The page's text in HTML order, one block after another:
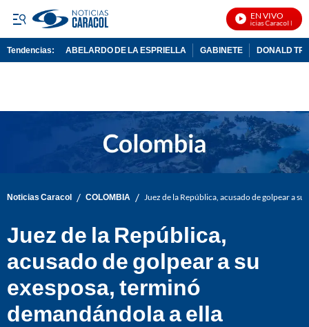
EN VIVO
Noticias Caracol En
Tendencias: ABELARDO DE LA ESPRIELLA GABINETE DONALD
Noticias Caracol / COLOMBIA / Juez de la República, acusado de golpear a
Juez de la República,
acusado de golpear a su
exesposa, terminó
demandándola a ella